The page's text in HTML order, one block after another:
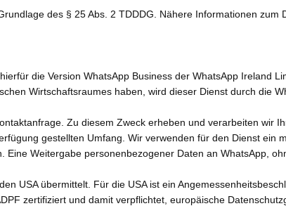
des § 25 Abs. 2 TDDDG. Nähere Informationen zum
die Version WhatsApp Business der WhatsApp Ireland
Wirtschaftsraumes haben, wird dieser Dienst durch die
Zu diesem Zweck erheben und verarbeiten wir
gestellten Umfang. Wir verwenden für den Dienst ein
Weitergabe personenbezogener Daten an WhatsApp,
USA übermittelt. Für die USA ist ein
zertifiziert und damit verpflichtet, europäische